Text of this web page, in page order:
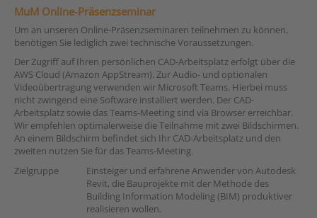
MuM Online-Präsenzseminar
Um an unseren Online-Präsenzseminaren teilnehmen zu können,
benötigen Sie lediglich zwei technische Voraussetzungen.
Der Zugriff auf Ihren persönlichen CAD-Arbeitsplatz erfolgt über die
AWS Cloud (Amazon AppStream). Zur Audio- und optionalen
Videoübertragung verwenden wir Microsoft Teams. Hierbei muss
nicht zwingend eine Software installiert werden. Der CAD-
Arbeitsplatz sowie das Teams-Meeting sind via Browser erreichbar.
Wir empfehlen optimalerweise die Teilnahme mit zwei Bildschirmen.
An einem Bildschirm befindet sich Ihr CAD-Arbeitsplatz und den
zweiten nutzen Sie für das Teams-Meeting.
Zielgruppe
Einsteiger und erfahrene Anwender von Autodesk
Revit, die Bauprojekte mit der Methode des
Building Information Modeling (BIM) produktiver
realisieren wollen.